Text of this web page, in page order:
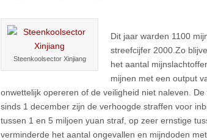
Steenkoolsector Xinjiang
Dit jaar warden 1100
streefcijfer 2000.Zo
het aantal
mijnen met een output
onwettelijk opereren of de veiligheid niet naleven.
sinds 1 december zijn de verhoogde straffen voor
tussen 1 en 5 miljoen yuan straf, op zeer ernstige
verminderde het aantal ongevallen en mijndoden met